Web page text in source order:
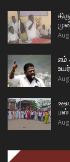
எம்
பஸ்